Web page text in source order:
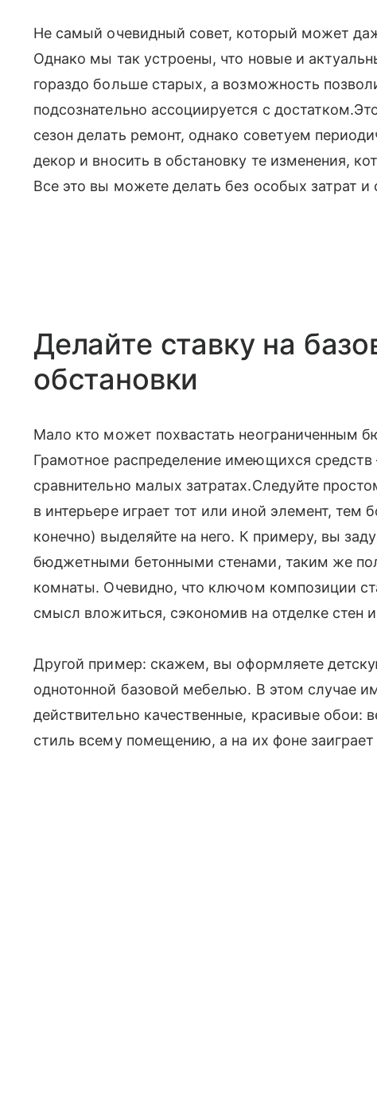
Не самый очевидный совет, который может
Однако мы так устроены, что новые и
гораздо больше старых, а возможность
подсознательно ассоциируется с
сезон делать ремонт, однако советуем
декор и вносить в обстановку те изменения,
Все это вы можете делать без особых затрат
Делайте ставку на
обстановки
Мало кто может похвастать неограниченным
Грамотное распределение имеющихся
сравнительно малых затратах.Следуйте
в интерьере играет тот или иной элемент,
конечно) выделяйте на него. К примеру, вы
бюджетными бетонными стенами, таким же
комнаты. Очевидно, что ключом композиции
смысл вложиться, сэкономив на отделке стен
Другой пример: скажем, вы оформляете
однотонной базовой мебелью. В этом случае
действительно качественные, красивые обои:
стиль всему помещению, а на их фоне